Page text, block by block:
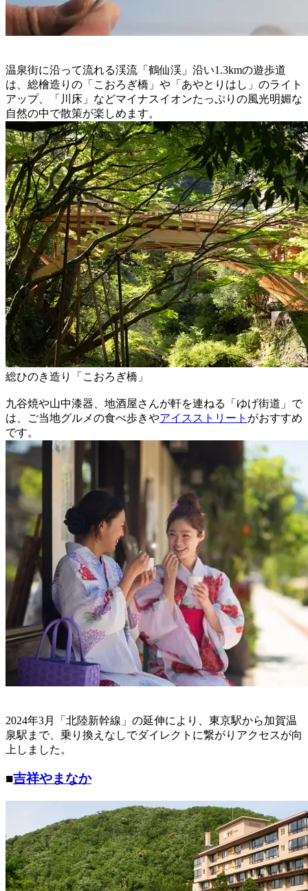
温泉街に沿って流れる渓流「鶴仙渓」沿い1.3kmの遊歩道
は、総檜造りの「こおろぎ橋」や「あやとりはし」のライト
アップ、「川床」などマイナスイオンたっぷりの風光明媚な
自然の中で散策が楽しめます。
総ひのき造り「こおろぎ橋」
九谷焼や山中漆器、地酒屋さんが軒を連ねる「ゆげ街道」で
は、ご当地グルメの食べ歩きやアイスストリート がおすすめ
です。
2024年3月「北陸新幹線」の延伸により、東京駅から加賀温
泉駅まで、乗り換えなしでダイレクトに繋がりアクセスが向
上しました。
■吉祥やまなか